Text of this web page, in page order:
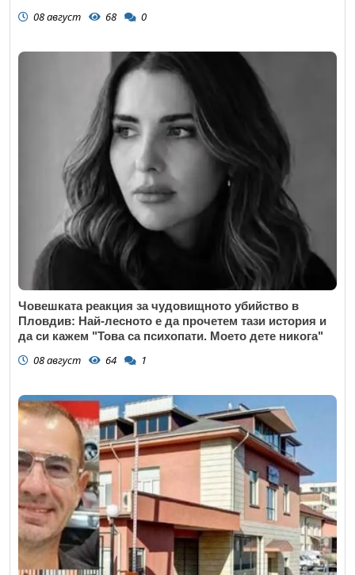
08 август 68 0
Човешката реакция за чудовищното убийство в
Пловдив: Най-лесното е да прочетем тази история и
да си кажем "Това са психопати. Моето дете никога"
08 август 64 1